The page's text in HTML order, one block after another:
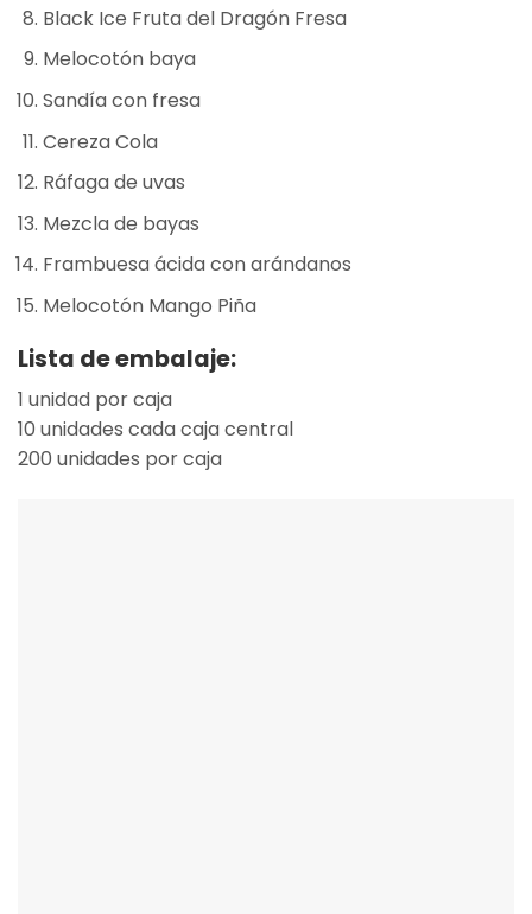
Black Ice Fruta del Dragón Fresa
Melocotón baya
Sandía con fresa
Cereza Cola
Ráfaga de uvas
Mezcla de bayas
Frambuesa ácida con arándanos
Melocotón Mango Piña
Lista de embalaje:
1 unidad por caja
10 unidades cada caja central
200 unidades por caja